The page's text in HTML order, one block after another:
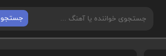
جستجو